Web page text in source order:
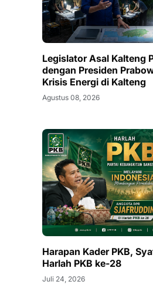
Legislator Asal Kalteng
dengan Presiden
Krisis Energi di Kalteng
Agustus 08, 2026
Harapan Kader PKB,
Harlah PKB ke-28
Juli 24, 2026